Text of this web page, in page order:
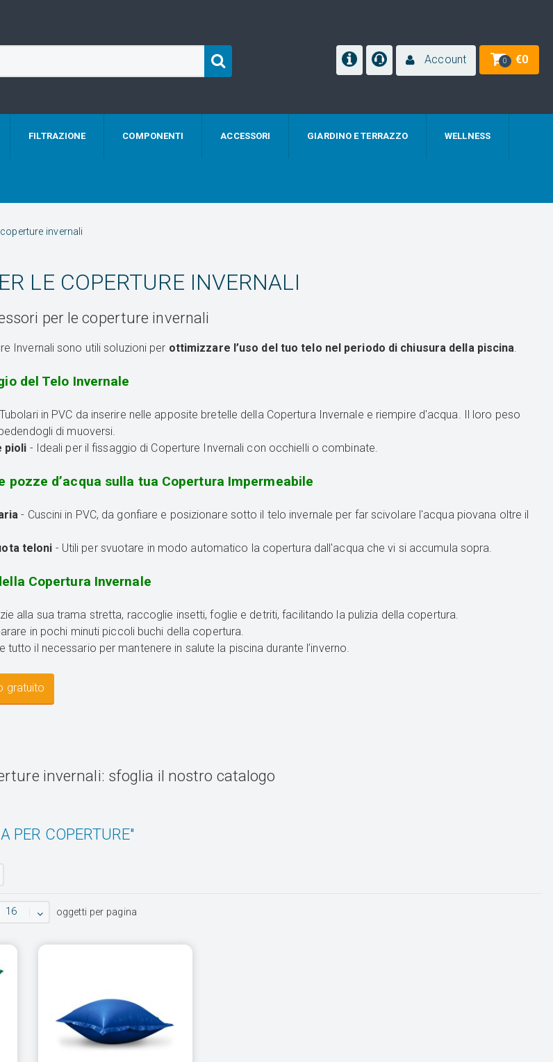
Account 0 €0
FILTRAZIONE COMPONENTI ACCESSORI GIARDINO E TERRAZZO WELLNESS
invernali
LE COPERTURE INVERNALI
per le coperture invernali
Invernali sono utili soluzioni per ottimizzare l’uso del tuo telo nel periodo di chiusura della piscina.
del Telo Invernale
in PVC da inserire nelle apposite bretelle della Copertura Invernale e riempire d'acqua. Il loro peso
di muoversi.
pioli - Ideali per il fissaggio di Coperture Invernali con occhielli o combinate.
pozze d’acqua sulla tua Copertura Impermeabile
- Cuscini in PVC, da gonfiare e posizionare sotto il telo invernale per far scivolare l'acqua piovana oltre il
teloni - Utili per svuotare in modo automatico la copertura dall'acqua che vi si accumula sopra.
Copertura Invernale
alla sua trama stretta, raccoglie insetti, foglie e detriti, facilitando la pulizia della copertura.
in pochi minuti piccoli buchi della copertura.
e tutto il necessario per mantenere in salute la piscina durante l’inverno.
gratuito
invernali: sfoglia il nostro catalogo
PER COPERTURE"
16 oggetti per pagina